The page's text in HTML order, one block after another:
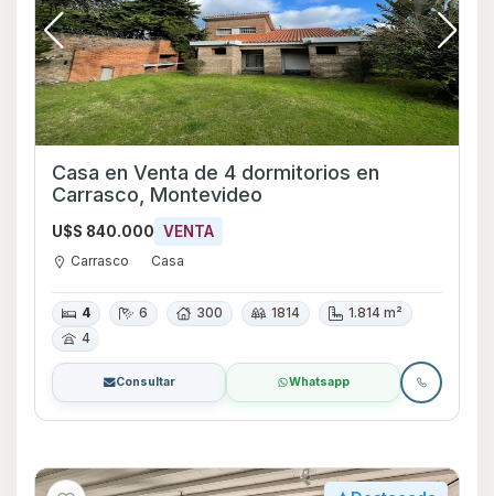
Casa en Venta de 4 dormitorios en
Carrasco, Montevideo
U$S 840.000 VENTA
Carrasco Casa
4 6 300 1814
1.814 m²
4
Consultar Whatsapp